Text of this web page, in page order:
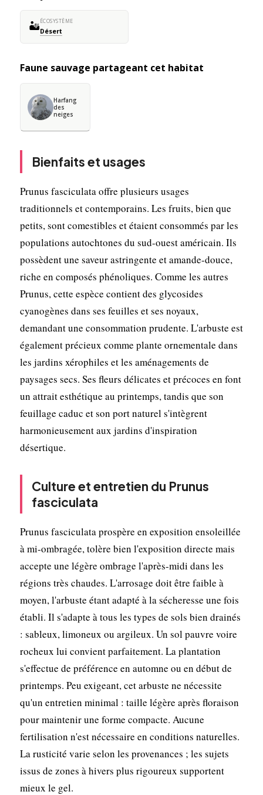
🏜️ÉCOSYSTÈME
Désert
Faune sauvage partageant cet habitat
Harfang
des
neiges
Bienfaits et usages
Prunus fasciculata offre plusieurs usages
traditionnels et contemporains. Les fruits, bien que
petits, sont comestibles et étaient consommés par les
populations autochtones du sud-ouest américain. Ils
possèdent une saveur astringente et amande-douce,
riche en composés phénoliques. Comme les autres
Prunus, cette espèce contient des glycosides
cyanogènes dans ses feuilles et ses noyaux,
demandant une consommation prudente. L'arbuste est
également précieux comme plante ornementale dans
les jardins xérophiles et les aménagements de
paysages secs. Ses fleurs délicates et précoces en font
un attrait esthétique au printemps, tandis que son
feuillage caduc et son port naturel s'intègrent
harmonieusement aux jardins d'inspiration
désertique.
Culture et entretien du Prunus
fasciculata
Prunus fasciculata prospère en exposition ensoleillée
à mi-ombragée, tolère bien l'exposition directe mais
accepte une légère ombrage l'après-midi dans les
régions très chaudes. L'arrosage doit être faible à
moyen, l'arbuste étant adapté à la sécheresse une fois
établi. Il s'adapte à tous les types de sols bien drainés
: sableux, limoneux ou argileux. Un sol pauvre voire
rocheux lui convient parfaitement. La plantation
s'effectue de préférence en automne ou en début de
printemps. Peu exigeant, cet arbuste ne nécessite
qu'un entretien minimal : taille légère après floraison
pour maintenir une forme compacte. Aucune
fertilisation n'est nécessaire en conditions naturelles.
La rusticité varie selon les provenances ; les sujets
issus de zones à hivers plus rigoureux supportent
mieux le gel.